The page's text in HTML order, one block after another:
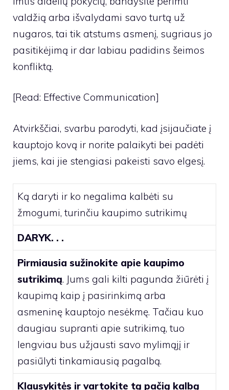
valdžią arba išvalydami savo turtą už
nugaros, tai tik atstums asmenį, sugriaus jo
pasitikėjimą ir dar labiau padidins šeimos
konfliktą.
[Read: Effective Communication]
Atvirkščiai, svarbu parodyti, kad įsijaučiate į
kauptojo kovą ir norite palaikyti bei padėti
jiems, kai jie stengiasi pakeisti savo elgesį.
Ką daryti ir ko negalima kalbėti su
žmogumi, turinčiu kaupimo sutrikimų
DARYK. . .
Pirmiausia sužinokite apie kaupimo
sutrikimą. Jums gali kilti pagunda žiūrėti į
kaupimą kaip į pasirinkimą arba
asmeninę kauptojo nesėkmę. Tačiau kuo
daugiau supranti apie sutrikimą, tuo
lengviau bus užjausti savo mylimąjį ir
pasiūlyti tinkamiausią pagalbą.
Klausykitės ir vartokite tą pačią kalbą